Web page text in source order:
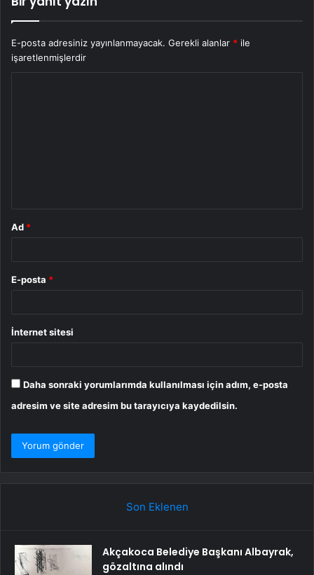
E-posta adresiniz yayınlanmayacak. Gerekli alanlar * ile
işaretlenmişlerdir
Ad *
E-posta *
İnternet sitesi
Daha sonraki yorumlarımda kullanılması için adım, e-posta
adresim ve site adresim bu tarayıcıya kaydedilsin.
Son Eklenen
Akçakoca Belediye Başkanı Albayrak,
gözaltına alındı